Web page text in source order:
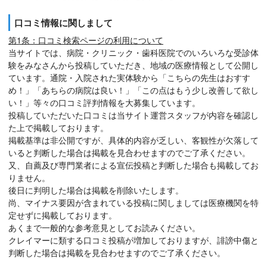
口コミ情報に関しまして
第1条：口コミ検索ページの利用について
当サイトでは、病院・クリニック・歯科医院でのいろいろな受診体
験をみなさんから投稿していただき、地域の医療情報として公開し
ています。通院・入院された実体験から「こちらの先生はおすす
め！」「あちらの病院は良い！」「この点はもう少し改善して欲し
い！」等々の口コミ評判情報を大募集しています。
投稿していただいた口コミは当サイト運営スタッフが内容を確認し
た上で掲載しております。
掲載基準は非公開ですが、具体的内容が乏しい、客観性が欠落して
いると判断した場合は掲載を見合わせますのでご了承ください。
又、自薦及び専門業者による宣伝投稿と判断した場合も掲載してお
りません。
後日に判明した場合は掲載を削除いたします。
尚、マイナス要因が含まれている投稿に関しましては医療機関を特
定せずに掲載しております。
あくまで一般的な参考意見としてお読みください。
クレイマーに類する口コミ投稿が増加しておりますが、誹謗中傷と
判断した場合は掲載を見合わせますのでご了承ください。